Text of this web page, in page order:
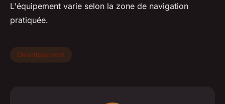
L'équipement varie selon la zone de navigation
pratiquée.
Divertissement